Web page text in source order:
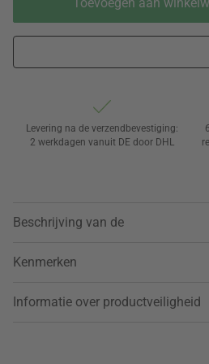
Levering na de verzendbevestiging:
2 werkdagen vanuit DE door DHL
Beschrijving van de
Kenmerken
Informatie over productveiligheid